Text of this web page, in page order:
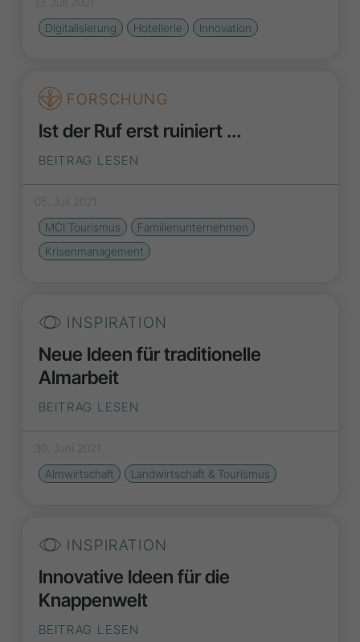
Digitalisierung
Hotellerie Innovation
FORSCHUNG
Ist der Ruf erst ruiniert ...
BEITRAG LESEN
05. Juli 2021
MCI Tourismus
Familienunternehmen
Krisenmanagement
INSPIRATION
Neue Ideen für traditionelle
Almarbeit
BEITRAG LESEN
30. Juni 2021
Almwirtschaft
Landwirtschaft & Tourismus
INSPIRATION
Innovative Ideen für die
Knappenwelt
BEITRAG LESEN